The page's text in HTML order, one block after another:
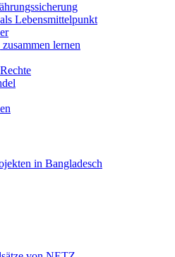
Lebensmittelpunkt
lernen
in Bangladesch